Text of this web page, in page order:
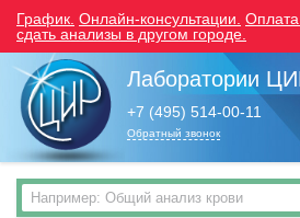
График. Онлайн-консультации. Оплата
сдать анализы в другом городе.
Лаборатории
+7 (495) 514-00-11
Обратный звонок